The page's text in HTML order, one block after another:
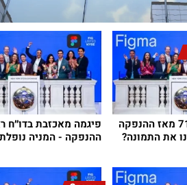
פיגמה נפלה ב-71% מאז ההנפקה
את התמונה?
פיגמה מאכזבת בדו״ח
ההנפקה - המניה נופלת